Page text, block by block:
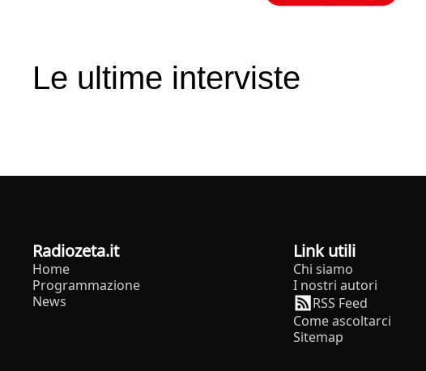
Le ultime interviste
radiozeta.it
Home
Programmazione
News
Link utili
Chi siamo
I nostri autori
RSS Feed
Come ascoltarci
Sitemap